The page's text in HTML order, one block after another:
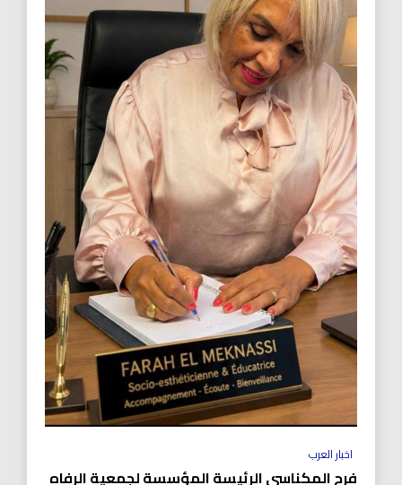
اخبار العرب
فرح المكناسي الرئيسة المؤسسة لجمعية الرفاه